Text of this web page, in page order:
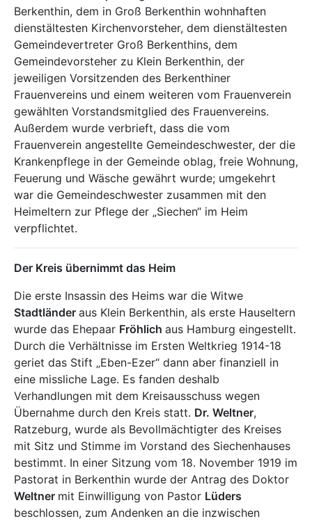
Berkenthin, dem in Groß Berkenthin wohnhaften
dienstältesten Kirchenvorsteher, dem dienstältesten
Gemeindevertreter Groß Berkenthins, dem
Gemeindevorsteher zu Klein Berkenthin, der
jeweiligen Vorsitzenden des Berkenthiner
Frauenvereins und einem weiteren vom Frauenverein
gewählten Vorstandsmitglied des Frauenvereins.
Außerdem wurde verbrieft, dass die vom
Frauenverein angestellte Gemeindeschwester, der die
Krankenpflege in der Gemeinde oblag, freie Wohnung,
Feuerung und Wäsche gewährt wurde; umgekehrt
war die Gemeindeschwester zusammen mit den
Heimeltern zur Pflege der „Siechen“ im Heim
verpflichtet.
Der Kreis übernimmt das Heim
Die erste Insassin des Heims war die Witwe
Stadtländer aus Klein Berkenthin, als erste Hauseltern
wurde das Ehepaar Fröhlich aus Hamburg eingestellt.
Durch die Verhältnisse im Ersten Weltkrieg 1914-18
geriet das Stift „Eben-Ezer“ dann aber finanziell in
eine missliche Lage. Es fanden deshalb
Verhandlungen mit dem Kreisausschuss wegen
Übernahme durch den Kreis statt. Dr. Weltner,
Ratzeburg, wurde als Bevollmächtigter des Kreises
mit Sitz und Stimme im Vorstand des Siechenhauses
bestimmt. In einer Sitzung vom 18. November 1919 im
Pastorat in Berkenthin wurde der Antrag des Doktor
Weltner mit Einwilligung von Pastor Lüders
beschlossen, zum Andenken an die inzwischen